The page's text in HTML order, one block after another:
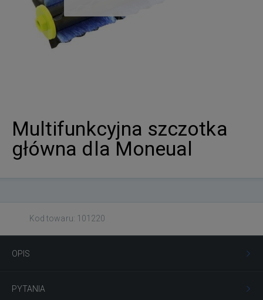
Multifunkcyjna szczotka
główna dla Moneual
Kod towaru: 101220
OPIS
PYTANIA